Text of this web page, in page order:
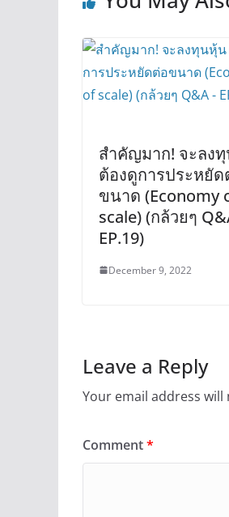
สำคัญมาก! จะลง
ต้องดูการประหยัด
ขนาด (Economy
scale) (กล้วยๆ
EP.19)
December 9, 2022
Leave a Reply
Your email address
Comment*